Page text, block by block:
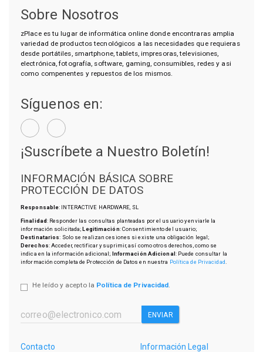
Sobre Nosotros
zPlace es tu lugar de informática online donde encontraras amplia
variedad de productos tecnológicos a las necesidades que requieras
desde portátiles, smartphone, tablets, impresoras, televisiones,
electrónica, fotografía, software, gaming, consumibles, redes y asi
como compenentes y repuestos de los mismos.
Síguenos en:
¡Suscríbete a Nuestro Boletín!
INFORMACIÓN BÁSICA SOBRE
PROTECCIÓN DE DATOS
Responsable: INTERACTIVE HARDWARE, SL
Finalidad: Responder las consultas planteadas por el usuario y enviarle la
información solicitada;Legitimación: Consentimiento del usuario;
Destinatarios: Solo se realizan cesiones si existe una obligación legal;
Derechos: Acceder, rectificar y suprimir, así como otros derechos, como se
indica en la información adicional; Información Adicional: Puede consultar la
información completa de Protección de Datos en nuestra Política de Privacidad
He leído y acepto la Política de Privacidad.
ENVIAR
Contacto Información Legal